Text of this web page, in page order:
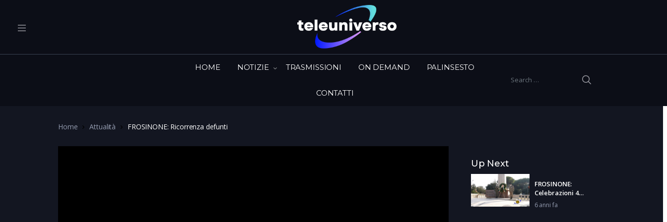
Search for:
HOME NOTIZIE TRASMISSIONI ON DEMAND PALINSESTO
CONTATTI
Home Attualità FROSINONE: Ricorrenza defunti
Up Next
FROSINONE:
Celebrazioni 4
Novembre
6 anni fa